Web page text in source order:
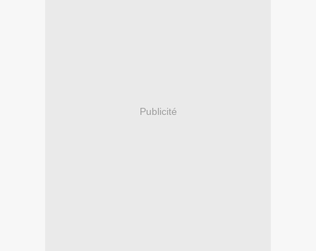
Publicité